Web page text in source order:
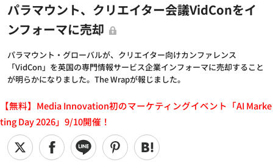
パラマウント、クリエイター会議VidConをイ
ンフォーマに売却
パラマウント・グローバルが、クリエイター向けカンファレンス
「VidCon」を英国の専門情報サービス企業インフォーマに売却すること
が明らかになりました。The Wrapが報じました。
【無料】Media Innovation初のマーケティングイベント「AI Marke
ting Day 2026」9/10開催！